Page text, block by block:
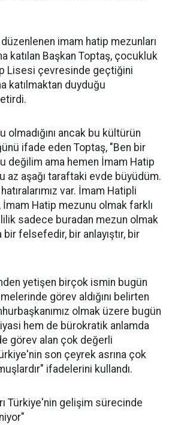
imam hatip mezunları
katılan Başkan Toptaş, çocukluk
Lisesi çevresinde geçtiğini
katılmaktan duyduğu
olmadığını ancak bu kültürün
ifade eden Toptaş, "Ben bir
değilim ama hemen İmam Hatip
az aşağı taraftaki evde büyüdüm.
var. İmam Hatipli
İmam Hatip mezunu olmak farklı
sadece buradan mezun olmak
bir felsefedir, bir anlayıştır, bir
yetişen birçok ismin bugün
görev aldığını belirten
olmak üzere bugün
hem de bürokratik anlamda
görev alan çok değerli
son çeyrek asrına çok
ifadelerini kullandı.
Türkiye'nin gelişim sürecinde